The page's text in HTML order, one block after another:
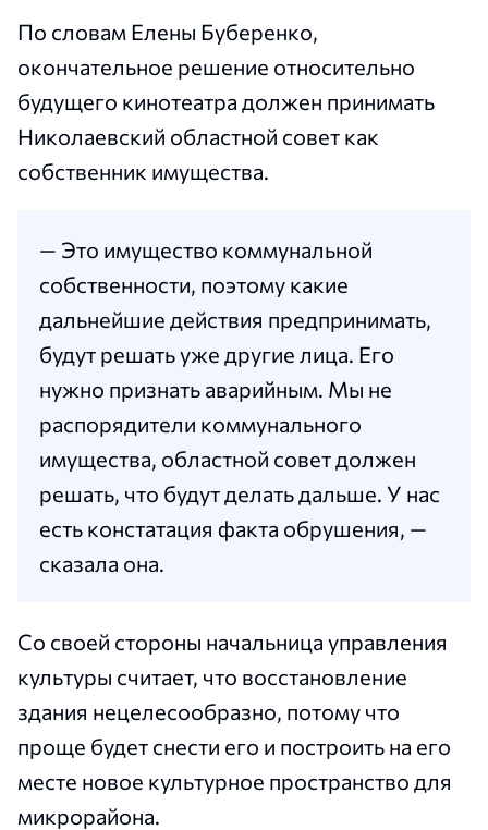
По словам Елены Буберенко,
окончательное решение относительно
будущего кинотеатра должен принимать
Николаевский областной совет как
собственник имущества.
— Это имущество коммунальной
собственности, поэтому какие
дальнейшие действия предпринимать,
будут решать уже другие лица. Его
нужно признать аварийным. Мы не
распорядители коммунального
имущества, областной совет должен
решать, что будут делать дальше. У нас
есть констатация факта обрушения, —
сказала она.
Со своей стороны начальница управления
культуры считает, что восстановление
здания нецелесообразно, потому что
проще будет снести его и построить на его
месте новое культурное пространство для
микрорайона.